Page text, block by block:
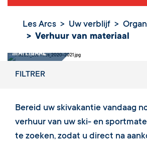
Les Arcs Uw verblijf
Verhuur van materiaal
materiaal
FILTRER
Bereid uw skivakantie vandaag
verhuur van uw ski- en
te zoeken, zodat u direct na